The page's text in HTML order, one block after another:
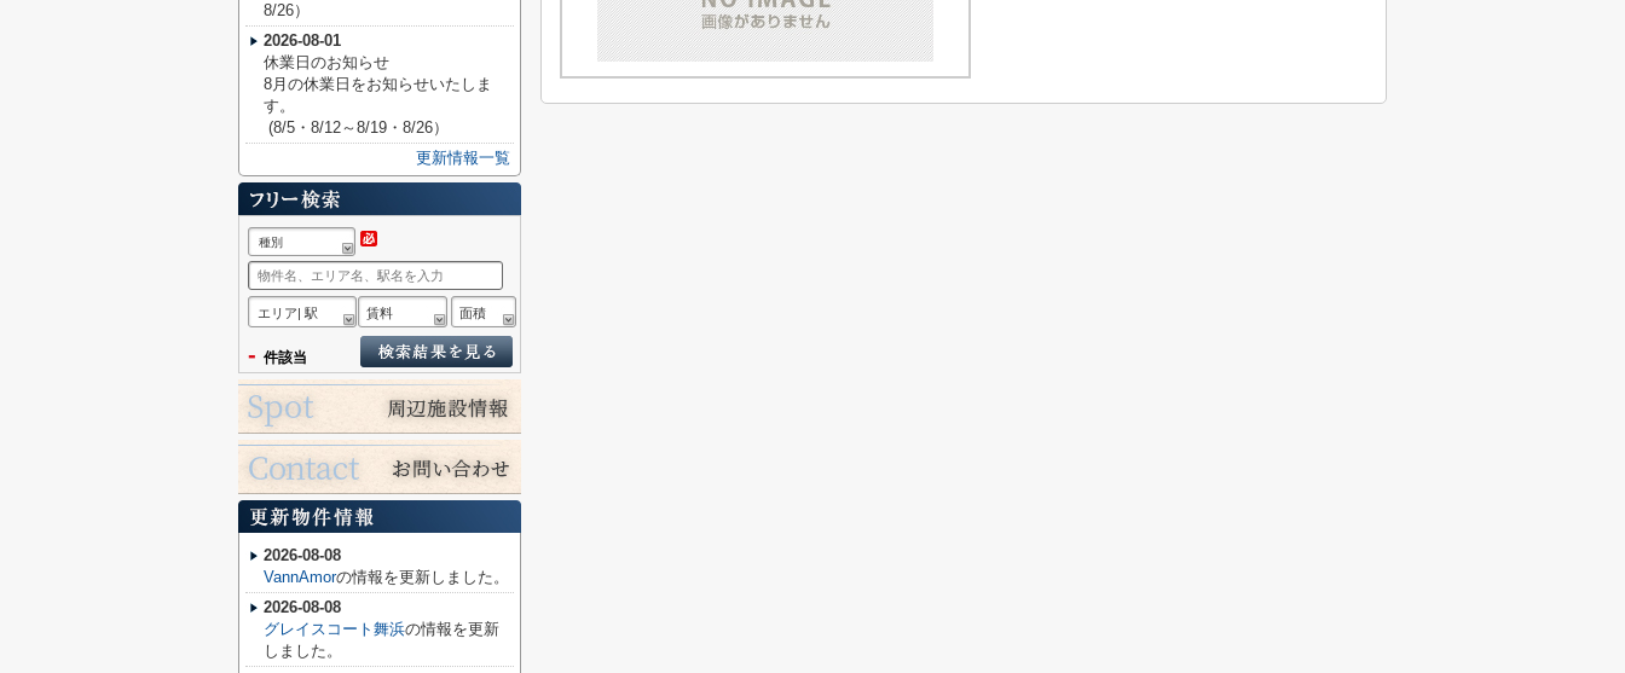
8/26）
2026-08-01
休業日のお知らせ
8月の休業日をお知らせいたしま
す。
(8/5・8/12～8/19・8/26）
更新情報一覧
種別
エリア| 駅 賃料 面積
- 件該当
2026-08-08
VannAmorの情報を更新しました。
2026-08-08
グレイスコート舞浜の情報を更新
しました。